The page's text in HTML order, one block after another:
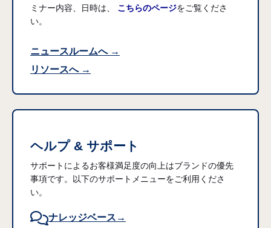
ミナー内容、日時は、 こちらのページをご覧くださ
い。
ニュースルームへ →
リソースへ →
ヘルプ & サポート
サポートによるお客様満足度の向上はブランドの優先
事項です。以下のサポートメニューをご利用くださ
い。
ナレッジベース→